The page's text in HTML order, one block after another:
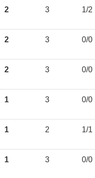
2 3 1/2
2 3 0/0
2 3 0/0
1 3 0/0
1 2 1/1
1 3 0/0